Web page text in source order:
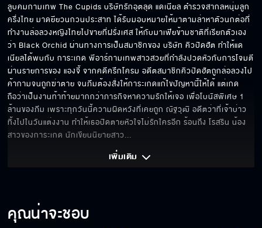
ลูบคมกามเทพ The Cupids บริษัทรักอุตลุด แดเนียล ตำรวจสากลหนุ่มลูก
ครึ่งไทย มาดยียวนกวนประสาท ได้รับมอบหมายให้มาตามล่าหาตัวนกต่อที่
ทำงานล่อลวงหญิงไทยไปขายที่ฝรั่งเศส ให้กับมาเฟียข้ามชาติที่เรียกตัวเอง
ว่า Black Orchid ผ่านทางการเป็นสมาชิกของ บริษัท คิวปิดฮัต ทำให้แด
เนียลได้พบกับ การะเกด พีอาร์กามเทพสาวสวยที่กำลังปวดหัวกับการโจมตี
ผ่านรายการของ แองจี้ จากคดีครึกโครม อดีตสมาชิกคิวปิดฮัตถูกล่อลวงไป
ค้ากามจนถูกฆ่าตาย จนภีมต้องสั่งให้การะเกดแก้ไขปัญหานี้ให้ได้ แต่เกด
ถือว่าเป็นงานท้าท้ายมากกว่าภารกิจหาความรักให้เจอ เพื่อโบนัสพิเศษ 1
ล้านของภีม เพราะทุกวันนี้ความผิดหวังที่เคยถูก ณัฐวุฒิ อดีตว่าที่เจ้าบ่าว
ทิ้งไปในวันแต่งงาน ทำให้เธอปิดตายหัวใจไม่รักใครอีก ร้อนถึง โรสริน น้อง
สาวของการะเกด นักเขียนนิยายสาว...
เพิ่มเติม
คุณน่าจะชอบ